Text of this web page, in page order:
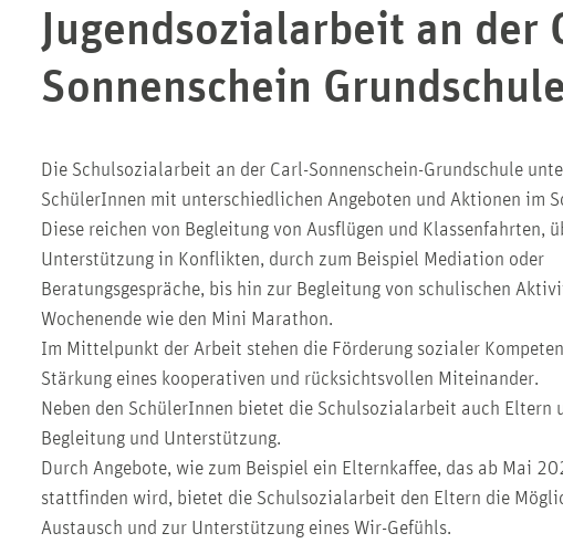
Jugendsozialarbeit an der
Sonnenschein Grundschule
Die Schulsozialarbeit an der Carl-Sonnenschein-Grundschule
SchülerInnen mit unterschiedlichen Angeboten und Aktionen im
Diese reichen von Begleitung von Ausflügen und Klassenfahrten,
Unterstützung in Konflikten, durch zum Beispiel Mediation oder
Beratungsgespräche, bis hin zur Begleitung von schulischen
Wochenende wie den Mini Marathon.
Im Mittelpunkt der Arbeit stehen die Förderung sozialer
Stärkung eines kooperativen und rücksichtsvollen Miteinander.
Neben den SchülerInnen bietet die Schulsozialarbeit auch Eltern
Begleitung und Unterstützung.
Durch Angebote, wie zum Beispiel ein Elternkaffee, das ab Mai
stattfinden wird, bietet die Schulsozialarbeit den Eltern die
Austausch und zur Unterstützung eines Wir-Gefühls.